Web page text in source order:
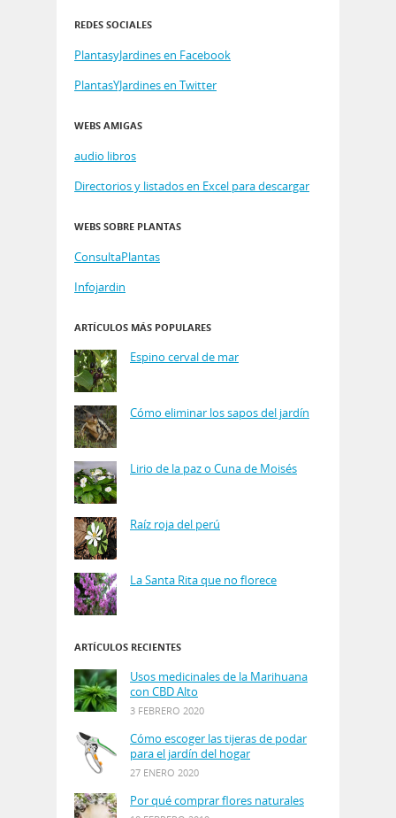
REDES SOCIALES
PlantasyJardines en Facebook
PlantasYJardines en Twitter
WEBS AMIGAS
audio libros
Directorios y listados en Excel para descargar
WEBS SOBRE PLANTAS
ConsultaPlantas
Infojardin
ARTÍCULOS MÁS POPULARES
Espino cerval de mar
Cómo eliminar los sapos del jardín
Lirio de la paz o Cuna de Moisés
Raíz roja del perú
La Santa Rita que no florece
ARTÍCULOS RECIENTES
Usos medicinales de la Marihuana
con CBD Alto
3 FEBRERO 2020
Cómo escoger las tijeras de podar
para el jardín del hogar
27 ENERO 2020
Por qué comprar flores naturales